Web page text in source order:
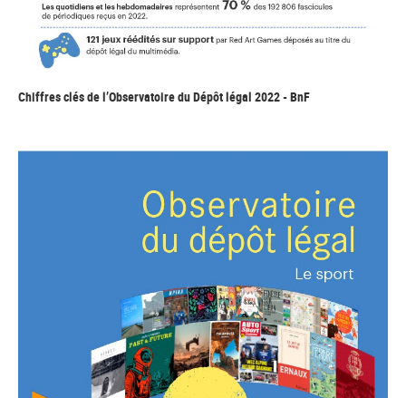
Chiffres clés de l’Observatoire du Dépôt légal 2022 - BnF